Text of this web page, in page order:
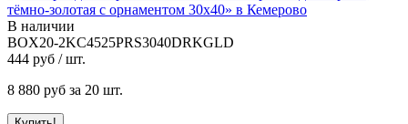
В наличии
BOX20-2KC4525PRS3040DRKGLD
444 руб / шт.
8 880 руб за 20 шт.